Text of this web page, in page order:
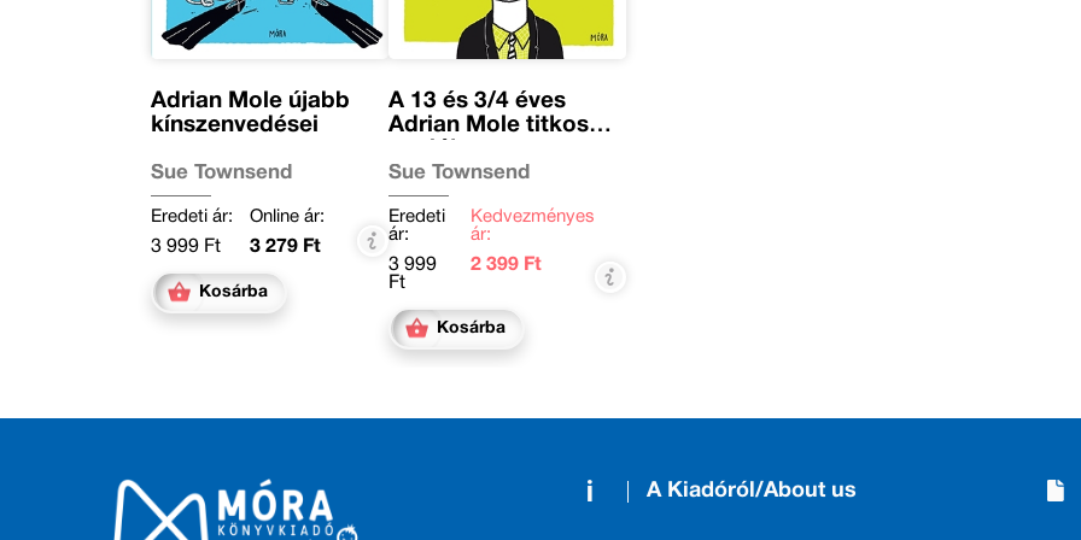
Adrian Mole újabb
kínszenvedései
Sue Townsend
Eredeti ár:
3 999 Ft
Online ár:
3 279 Ft
Kosárba
A 13 és 3/4 éves
Adrian Mole titkos
Sue Townsend
Eredeti
ár:
3 999
Ft
Kedvezményes
ár:
2 399 Ft
Kosárba
A Kiadóról/About us